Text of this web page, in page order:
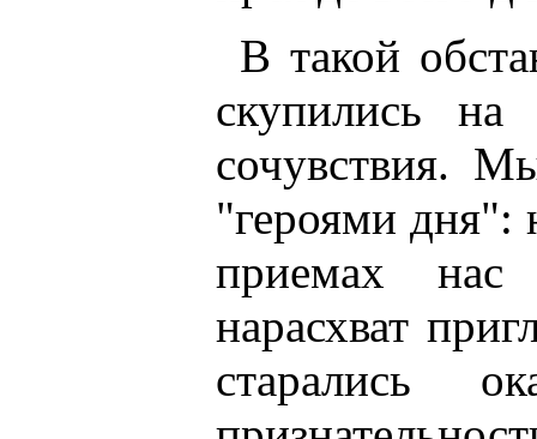
В такой
скупились
сочувствия.
"героями дня":
приемах нас
нарасхват
старались